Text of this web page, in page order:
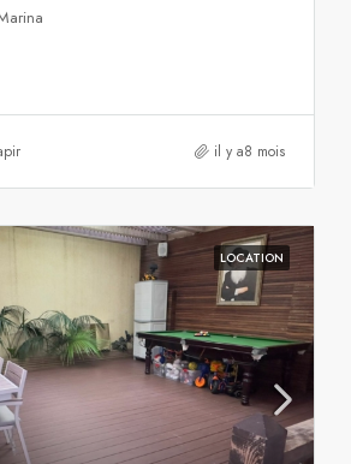
il y a8 mois
LOCATION